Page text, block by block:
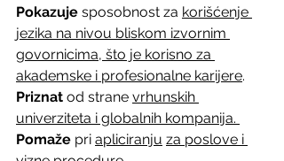
Pokazuje sposobnost za korišćenje
jezika na nivou bliskom izvornim
govornicima, što je korisno za
akademske i profesionalne karijere.
Priznat od strane vrhunskih
univerziteta i globalnih kompanija.
Pomaže pri apliciranju za poslove i